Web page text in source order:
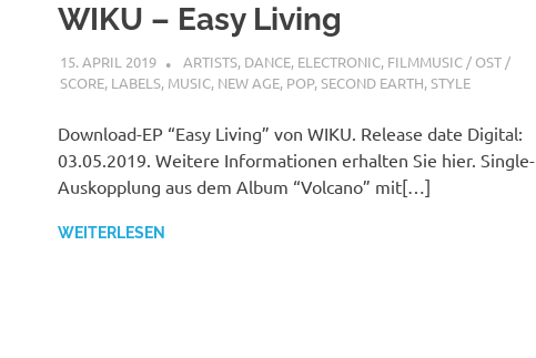
WIKU – Easy Living
15. APRIL 2019 STEFANBRAUN
ARTISTS, DANCE, ELECTRONIC, FILMMUSIC / OST /
SCORE, LABELS, MUSIC, NEW AGE, POP,SECOND EARTH,STYLE
Download-EP “Easy Living” von WIKU. Release date Digital:
03.05.2019. Weitere Informationen erhalten Sie hier. Single-
Auskopplung aus dem Album “Volcano” mit[…]
WEITERLESEN